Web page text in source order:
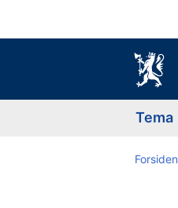
Tema
Forsiden